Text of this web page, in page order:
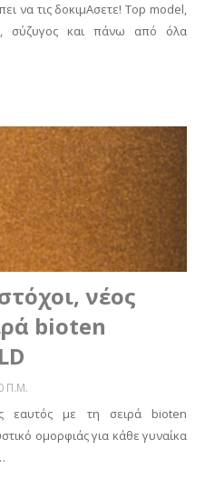
να τις δοκιμΑσετε! Τοp model,
σύζυγος και πάνω από όλα
νέος
bioten
Π.μ.
εαυτός με τη σειρά bioten
ομορφιάς για κάθε γυναίκα